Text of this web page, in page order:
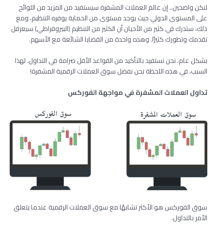
لنكن واضحين.. إن عالم العملات المشفرة سيستفيد من المزيد من اللوائح
على المستوى الدولي حيث يوجد مستوى من الحماية يوفره التنظيم، ومع
ذلك، ستدرك في كثير من الأحيان أن الكثير من التنظيم (البيروقراطي) سيعرقل
تقدمك وتطورك كثيرًا. وهذه واحدة من القضايا الشائعة مع الأسهم.
بشكل عام، نحن نستفيد بالتأكيد من القواعد الأقل صرامة في التداول. لهذا
السبب، في هذه اللحظة نحن نفضل سوق العملات الرقمية المشفرة!
تداول العملات المشفرة في مواجهة الفوركس
سوق الفوركس هو الأكثر تشابهًا مع سوق العملات الرقمية عندما يتعلق
الأمر بالتداول.